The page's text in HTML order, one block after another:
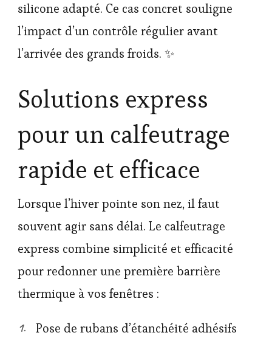
silicone adapté. Ce cas concret souligne
l’impact d’un contrôle régulier avant
l’arrivée des grands froids. ✨
Solutions express
pour un calfeutrage
rapide et efficace
Lorsque l’hiver pointe son nez, il faut
souvent agir sans délai. Le calfeutrage
express combine simplicité et efficacité
pour redonner une première barrière
thermique à vos fenêtres :
Pose de rubans d’étanchéité adhésifs